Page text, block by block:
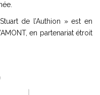
de l’Authion » est en
en partenariat étroit